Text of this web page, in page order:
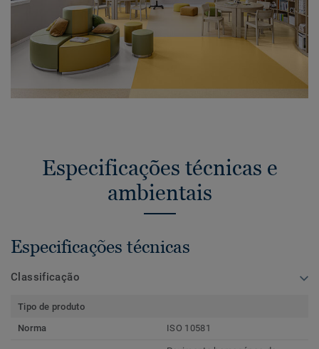
Especificações técnicas e
ambientais
Especificações técnicas
Classificação
Tipo de produto
Norma
ISO 10581